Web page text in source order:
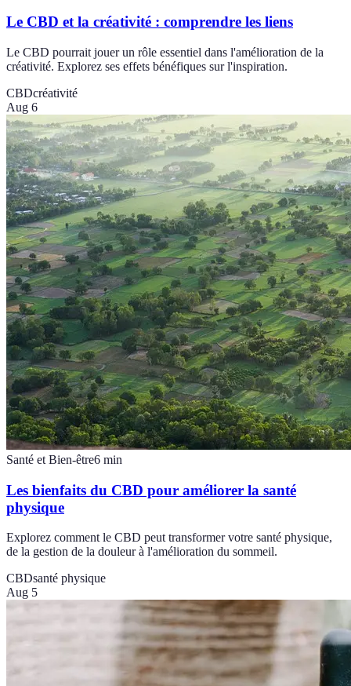
Le CBD et la créativité : comprendre les liens
Le CBD pourrait jouer un rôle essentiel dans l'amélioration de la
créativité. Explorez ses effets bénéfiques sur l'inspiration.
CBDcréativité
Aug 6
Santé et Bien-être6 min
Les bienfaits du CBD pour améliorer la santé
physique
Explorez comment le CBD peut transformer votre santé physique,
de la gestion de la douleur à l'amélioration du sommeil.
CBDsanté physique
Aug 5